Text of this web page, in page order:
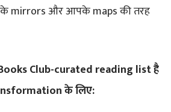
mirrors और आपके maps की तरह
Books Club-curated reading list है
के लिए: